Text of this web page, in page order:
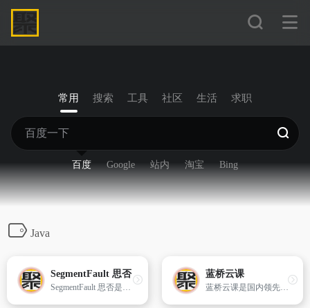
常用 搜索 工具 社区 生活 求职
百度 Google 站内 淘宝 Bing
Java
SegmentFault 思否
SegmentFault 思否是中国专业的开发者技术社区。我们以技术问答、技术博客、技术课程、技术资讯为核心的产品形态，为开发者提供纯粹、高质的技术交流平台。
蓝桥云课
蓝桥云课是国内领先的IT在线编程及在线实训学习平台，专业导师提供精选的实践项目，创新的技术使得学习者无需配置繁琐的本地环境，随时在线流畅使用。